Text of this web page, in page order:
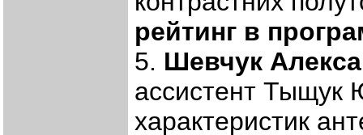
рейтинг в
5. Шевчук
ассистент Тыщук
характеристик